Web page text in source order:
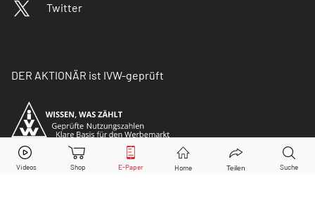
Deutsche BankAktie jetzt handeln?
Twitter
DER AKTIONÄR ist IVW-geprüft